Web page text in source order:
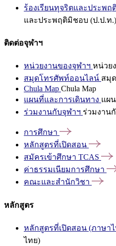
ร้องเรียนทุจริตและประพฤ
และประพฤติมิชอบ (ป.ป.ท.)
ติดต่อจุฬาฯ
หน่วยงานของจุฬาฯ หน่วย
สมุดโทรศัพท์ออนไลน์ สมุ
Chula Map Chula Map
แผนที่และการเดินทาง แผ
ร่วมงานกับจุฬาฯ ร่วมงาน
การศึกษา
หลักสูตรที่เปิดสอน
สมัครเข้าศึกษา TCAS
ค่าธรรมเนียมการศึกษา
คณะและสำนักวิชา
หลักสูตร
หลักสูตรที่เปิดสอน (ภาษา
ไทย)